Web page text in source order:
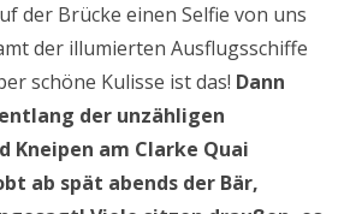
der Brücke einen Selfie von uns
der illumierten Ausflugsschiffe
schöne Kulisse ist das! Dann
der unzähligen
Kneipen am Clarke Quai
ab spät abends der Bär,